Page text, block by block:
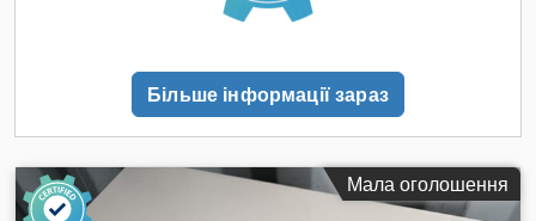
1380 об/хв Вихідна швидкість: 71 об/хв Передаточне число:
2,15/1,24 А Ступінь захисту: IP54 Клас ізоляції: B Режим
роботи: S1 Виконання: Universal Маса: 8,685 кг Країна
виробництва: Німеччина
Більше інформації зараз
Мала оголошення